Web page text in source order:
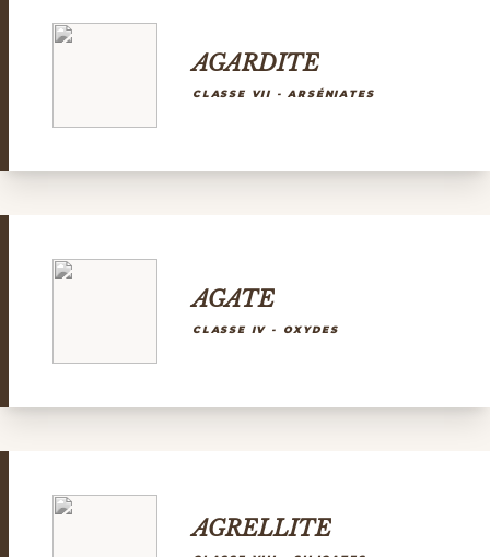
AGARDITE
CLASSE VII - ARSÉNIATES
AGATE
CLASSE IV - OXYDES
AGRELLITE